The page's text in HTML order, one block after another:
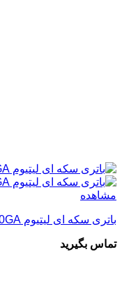
مشاهده
باتری سکه ای لیتیوم LR54_V10GA وارتا
تماس بگیرید